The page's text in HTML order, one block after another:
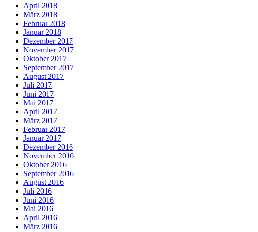
April 2018
März 2018
Februar 2018
Januar 2018
Dezember 2017
November 2017
Oktober 2017
September 2017
August 2017
Juli 2017
Juni 2017
Mai 2017
April 2017
März 2017
Februar 2017
Januar 2017
Dezember 2016
November 2016
Oktober 2016
September 2016
August 2016
Juli 2016
Juni 2016
Mai 2016
April 2016
März 2016